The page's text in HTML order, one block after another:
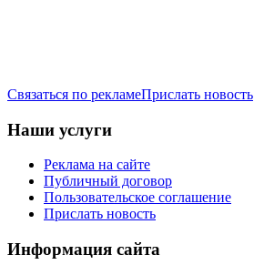
Связаться по рекламеПрислать новость
Наши услуги
Реклама на сайте
Публичный договор
Пользовательское соглашение
Прислать новость
Информация сайта